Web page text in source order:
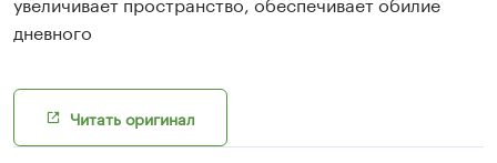
Читать оригинал